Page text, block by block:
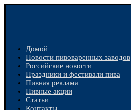
Домой
Новости пивоваренных заводов
Российские новости
Праздники и фестивали пива
Пивная реклама
Пивные акции
Статьи